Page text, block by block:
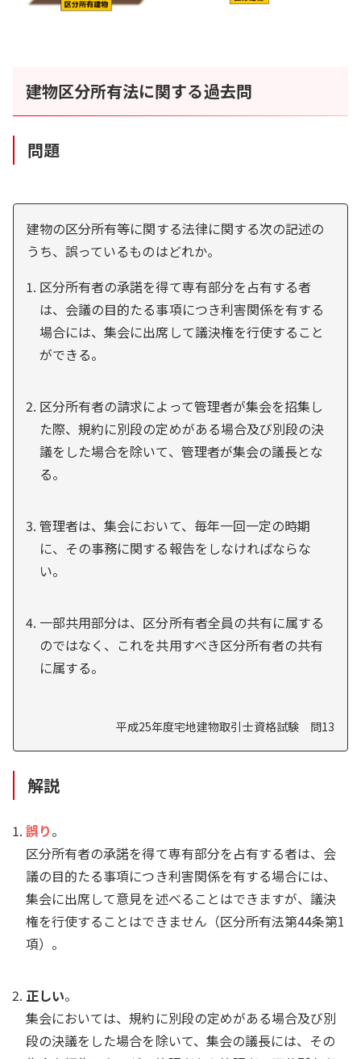
建物区分所有法に関する過去問
問題
建物の区分所有等に関する法律に関する次の記述の
うち、誤っているものはどれか。
区分所有者の承諾を得て専有部分を占有する者
は、会議の目的たる事項につき利害関係を有する
場合には、集会に出席して議決権を行使すること
ができる。
区分所有者の請求によって管理者が集会を招集し
た際、規約に別段の定めがある場合及び別段の決
議をした場合を除いて、管理者が集会の議長とな
る。
管理者は、集会において、毎年一回一定の時期
に、その事務に関する報告をしなければならな
い。
一部共用部分は、区分所有者全員の共有に属する
のではなく、これを共用すべき区分所有者の共有
に属する。
平成25年度宅地建物取引士資格試験 問13
解説
誤り。
区分所有者の承諾を得て専有部分を占有する者は、会
議の目的たる事項につき利害関係を有する場合には、
集会に出席して意見を述べることはできますが、議決
権を行使することはできません（区分所有法第44条第1
項）。
正しい。
集会においては、規約に別段の定めがある場合及び別
段の決議をした場合を除いて、集会の議長には、その